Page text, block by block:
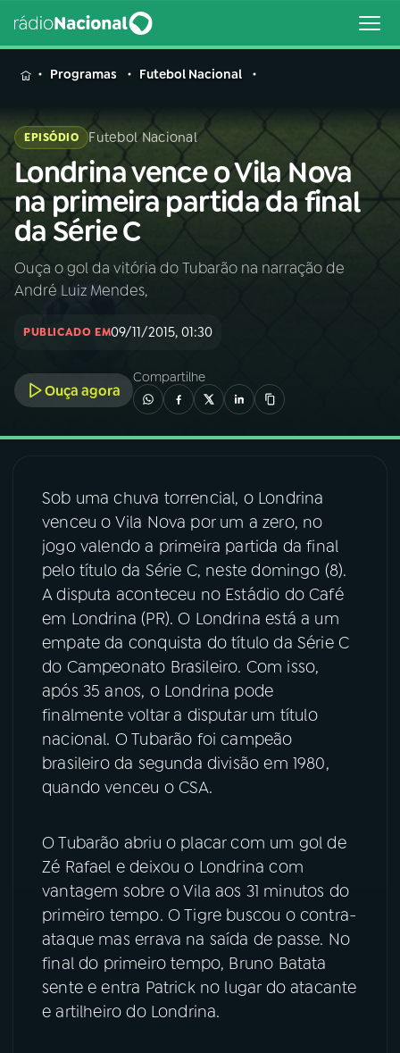
MENU
Buscar
na
Rádio
Nacional
Buscar
AO VIVO
INÍCIO
A RÁDIO
03PROGRAMAÇÃO
04PROGRAMAS
PODCASTS
06 VIDEOCASTS
ÚLTIMAS
08FESTIVAL DE MÚSICA
ACOMPANHE A RÁDIO NACIONAL
YouTube
TikTok
Programas Futebol Nacional
EPISÓDIO Futebol Nacional
Londrina vence o Vila Nova
na primeira partida da final
da Série C
Ouça o gol da vitória do Tubarão na narração de
André Luiz Mendes,
PUBLICADO EM09/11/2015, 01:30
Ouça agora
Compartilhe
Sob uma chuva torrencial, o Londrina
venceu o Vila Nova por um a zero, no
jogo valendo a primeira partida da final
pelo título da Série C, neste domingo (8).
A disputa aconteceu no Estádio do Café
em Londrina (PR). O Londrina está a um
empate da conquista do título da Série C
do Campeonato Brasileiro. Com isso,
após 35 anos, o Londrina pode
finalmente voltar a disputar um título
nacional. O Tubarão foi campeão
brasileiro da segunda divisão em 1980,
quando venceu o CSA.
O Tubarão abriu o placar com um gol de
Zé Rafael e deixou o Londrina com
vantagem sobre o Vila aos 31 minutos do
primeiro tempo. O Tigre buscou o contra-
ataque mas errava na saída de passe. No
final do primeiro tempo, Bruno Batata
sente e entra Patrick no lugar do atacante
e artilheiro do Londrina.